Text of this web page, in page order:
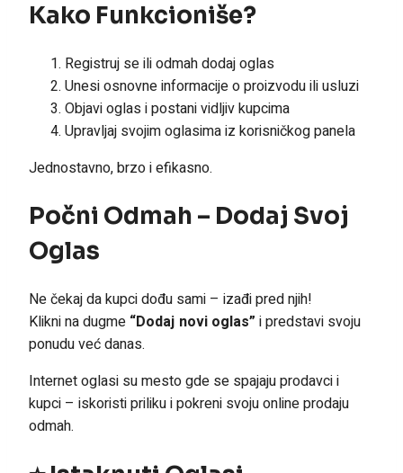
Kako Funkcioniše?
Registruj se ili odmah dodaj oglas
Unesi osnovne informacije o proizvodu ili usluzi
Objavi oglas i postani vidljiv kupcima
Upravljaj svojim oglasima iz korisničkog panela
Jednostavno, brzo i efikasno.
Počni Odmah – Dodaj Svoj
Oglas
Ne čekaj da kupci dođu sami – izađi pred njih!
Klikni na dugme “Dodaj novi oglas” i predstavi svoju
ponudu već danas.
Internet oglasi su mesto gde se spajaju prodavci i
kupci – iskoristi priliku i pokreni svoju online prodaju
odmah.